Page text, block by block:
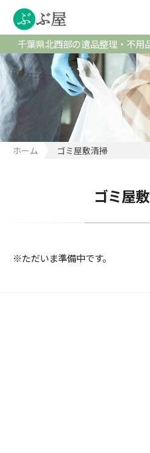
千葉県北西部の遺品整理・不用
ホーム ゴミ屋敷清掃
ゴミ屋
※ただいま準備中です。